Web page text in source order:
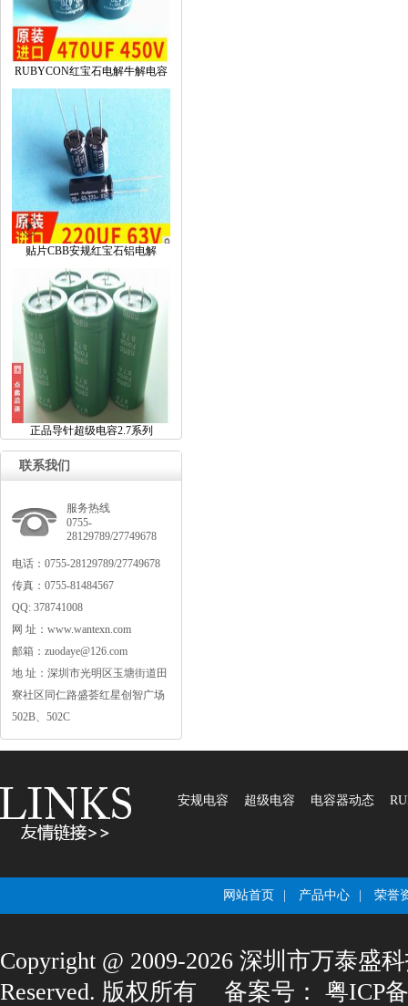
RUBYCON红宝石电解牛解电容
贴片CBB安规红宝石铝电解
正品导针超级电容2.7系列
联系我们
服务热线
0755-
28129789/27749678
电话：0755-28129789/27749678
传真：0755-81484567
QQ:378741008
网址：www.wantexn.com
邮箱：zuodaye@126.com
地址：深圳市光明区玉塘街道田
寮社区同仁路盛荟红星创智广场
502B、502C
安规电容 超级电容 电容器动态
网站首页 产品中心 荣誉
Copyright@2009-2026深圳市万泰盛
Reserved.版权所有
备案号：
粤ICP